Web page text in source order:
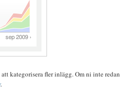
kategorisera fler inlägg. Om ni inte redan
.